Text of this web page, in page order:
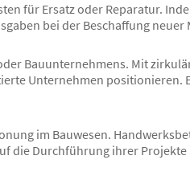
für Ersatz oder Reparatur.
bei der Beschaffung neuer
Bauunternehmens. Mit
Unternehmen positionieren.
im Bauwesen.
die Durchführung ihrer